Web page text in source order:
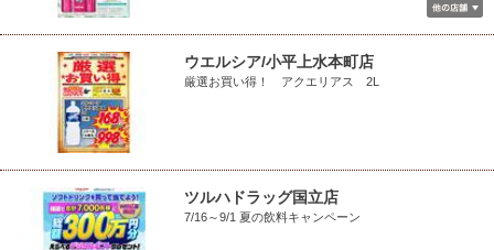
ウエルシア/小平上水本町店
厳選お買い得！ アクエリアス 2L
ツルハドラッグ国立店
7/16～9/1 夏の飲料キャンペーン